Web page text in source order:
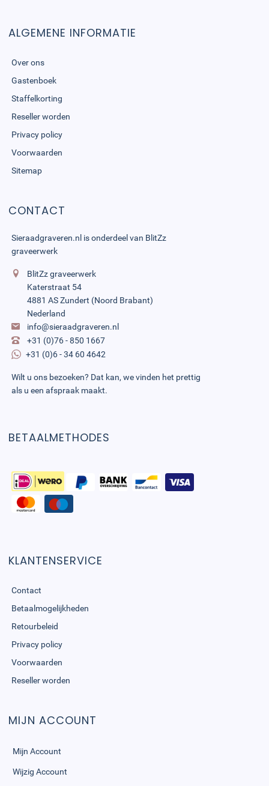
ALGEMENE INFORMATIE
Over ons
Gastenboek
Staffelkorting
Reseller worden
Privacy policy
Voorwaarden
Sitemap
CONTACT
Sieraadgraveren.nl is onderdeel van BlitZz
graveerwerk
BlitZz graveerwerk
Katerstraat 54
4881 AS Zundert (Noord Brabant)
Nederland
info@sieraadgraveren.nl
+31 (0)76 - 850 1667
+31 (0)6 - 34 60 4642
Wilt u ons bezoeken? Dat kan, we vinden het prettig
als u een afspraak maakt.
BETAALMETHODES
KLANTENSERVICE
Contact
Betaalmogelijkheden
Retourbeleid
Privacy policy
Voorwaarden
Reseller worden
MIJN ACCOUNT
Mijn Account
Wijzig Account